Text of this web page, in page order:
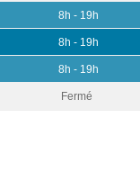
8h - 19h
8h - 19h
8h - 19h
Fermé